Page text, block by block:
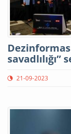
21-09-2023